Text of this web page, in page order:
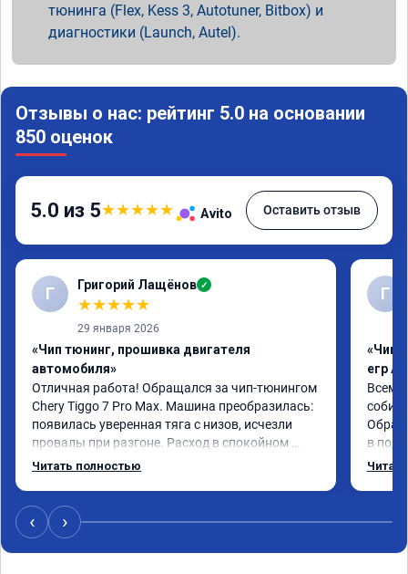
тюнинга (Flex, Kess 3, Autotuner, Bitbox) и
диагностики (Launch, Autel).
Отзывы о нас: рейтинг 5.0 на основании
850 оценок
5.0 из 5★★★★★ Avito Оставить отзыв
Г Григорий Лащёнов ✓
★★★★★
29 января 2026
«Чип тюнинг, прошивка двигателя
автомобиля»
Отличная работа! Обращался за чип-тюнингом
Chery Tiggo 7 Pro Max. Машина преобразилась:
появилась уверенная тяга с низов, исчезли
провалы при разгоне. Расход в спокойном
режиме даже немного снизился. Все сделали
Читать полностью
Г
«Чип
егр
Всем
в
‹ ›